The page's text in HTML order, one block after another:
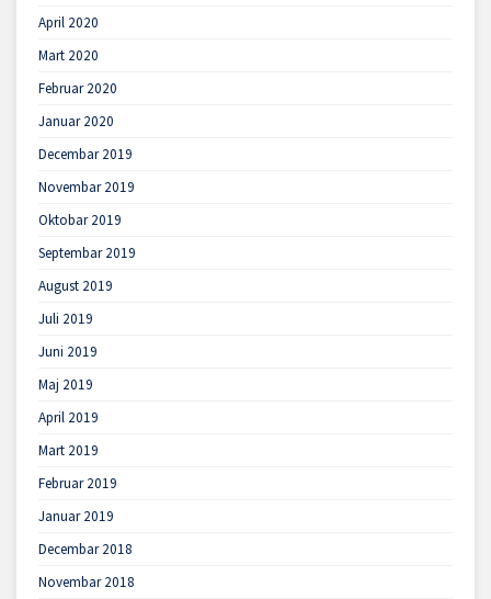
April 2020
Mart 2020
Februar 2020
Januar 2020
Decembar 2019
Novembar 2019
Oktobar 2019
Septembar 2019
August 2019
Juli 2019
Juni 2019
Maj 2019
April 2019
Mart 2019
Februar 2019
Januar 2019
Decembar 2018
Novembar 2018